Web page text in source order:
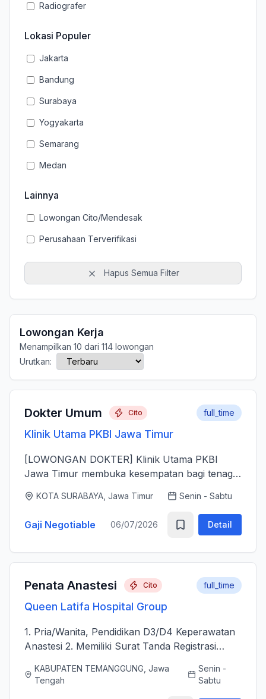
Radiografer
Lokasi Populer
Jakarta
Bandung
Surabaya
Yogyakarta
Semarang
Medan
Lainnya
Lowongan Cito/Mendesak
Perusahaan Terverifikasi
Hapus Semua Filter
Lowongan Kerja
Menampilkan 10 dari 114 lowongan
Urutkan:
Dokter Umum Cito
Klinik Utama PKBI Jawa Timur
full_time
[LOWONGAN DOKTER] Klinik Utama PKBI
Jawa Timur membuka kesempatan bagi tenaga
memberikan layanan kesehatan bagi
masyarakat. Kami mencari dokter yang memiliki
k...
KOTA SURABAYA, Jawa Timur Senin - Sabtu
Gaji Negotiable 06/07/2026 Detail
Penata Anastesi Cito
Queen Latifa Hospital Group
full_time
1. Pria/Wanita, Pendidikan D3/D4 Keperawatan
Anastesi 2. Memiliki Surat Tanda Registrasi
kepenataan anestesi sebelum, selama, dan
sesudah Tindakan Operasi 3....
KABUPATEN TEMANGGUNG, Jawa
Tengah
Senin -
Sabtu